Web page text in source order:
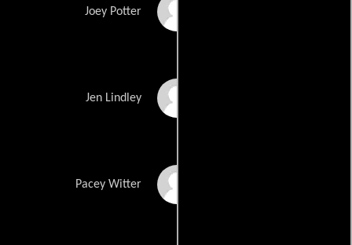
Joey Potter
Jen Lindley
Pacey Witter